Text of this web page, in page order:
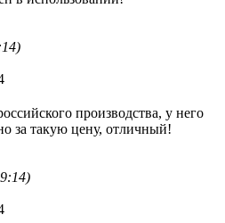
производства, у него
за такую цену, отличный!